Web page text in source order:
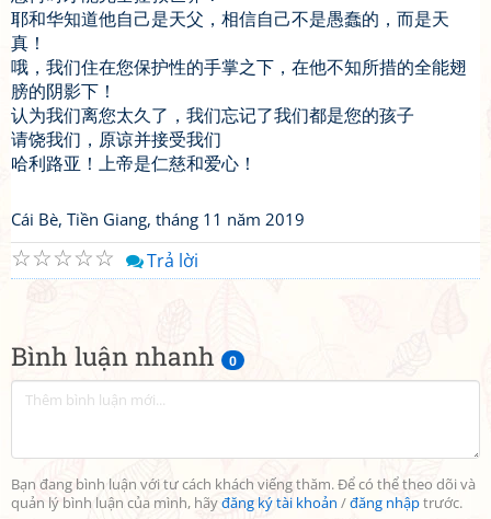
Bình luận nhanh 0
Bạn đang bình luận với tư cách khách viếng thăm. Để có thể theo dõi và
quản lý bình luận của mình, hãyđăng ký tài khoản /đăng nhậptrước.
耶和华知道他自己是天父，相信自己不是愚蠢的，而是天
真！
哦，我们住在您保护性的手掌之下，在他不知所措的全能翅
膀的阴影下！
认为我们离您太久了，我们忘记了我们都是您的孩子
请饶我们，原谅并接受我们
哈利路亚！上帝是仁慈和爱心！
Cái Bè, Tiền Giang, tháng 11 năm 2019
☆
☆
☆
☆
☆ Trả lời